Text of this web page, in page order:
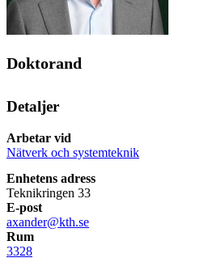
Doktorand
Detaljer
Arbetar vid
Nätverk och systemteknik
Enhetens adress
Teknikringen 33
E-post
axander@kth.se
Rum
3328